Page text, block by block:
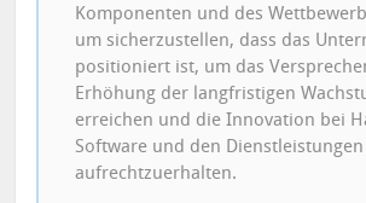
Komponenten und des
um sicherzustellen, dass das
positioniert ist, um das
Erhöhung der langfristigen
erreichen und die Innovation bei
Software und den Dienstleistungen
aufrechtzuerhalten.